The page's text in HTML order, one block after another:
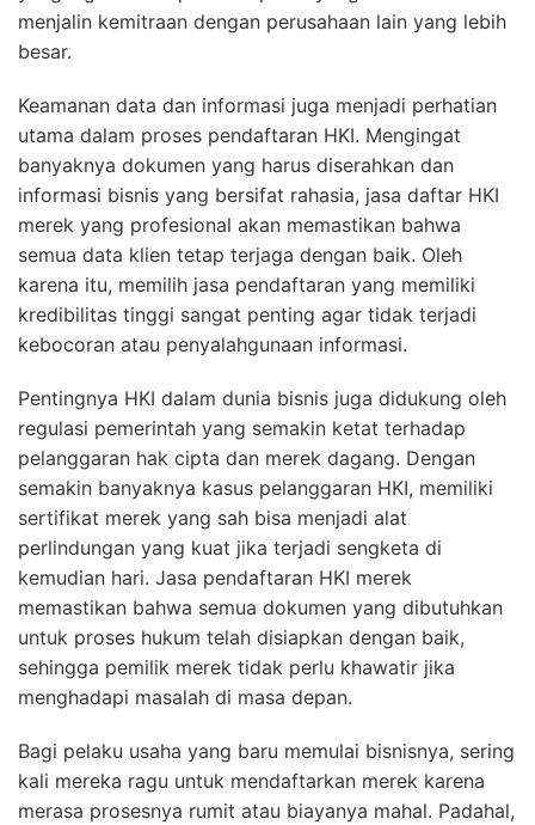
menjalin kemitraan dengan perusahaan lain yang lebih
besar.
Keamanan data dan informasi juga menjadi perhatian
utama dalam proses pendaftaran HKI. Mengingat
banyaknya dokumen yang harus diserahkan dan
informasi bisnis yang bersifat rahasia, jasa daftar HKI
merek yang profesional akan memastikan bahwa
semua data klien tetap terjaga dengan baik. Oleh
karena itu, memilih jasa pendaftaran yang memiliki
kredibilitas tinggi sangat penting agar tidak terjadi
kebocoran atau penyalahgunaan informasi.
Pentingnya HKI dalam dunia bisnis juga didukung oleh
regulasi pemerintah yang semakin ketat terhadap
pelanggaran hak cipta dan merek dagang. Dengan
semakin banyaknya kasus pelanggaran HKI, memiliki
sertifikat merek yang sah bisa menjadi alat
perlindungan yang kuat jika terjadi sengketa di
kemudian hari. Jasa pendaftaran HKI merek
memastikan bahwa semua dokumen yang dibutuhkan
untuk proses hukum telah disiapkan dengan baik,
sehingga pemilik merek tidak perlu khawatir jika
menghadapi masalah di masa depan.
Bagi pelaku usaha yang baru memulai bisnisnya, sering
kali mereka ragu untuk mendaftarkan merek karena
merasa prosesnya rumit atau biayanya mahal. Padahal,